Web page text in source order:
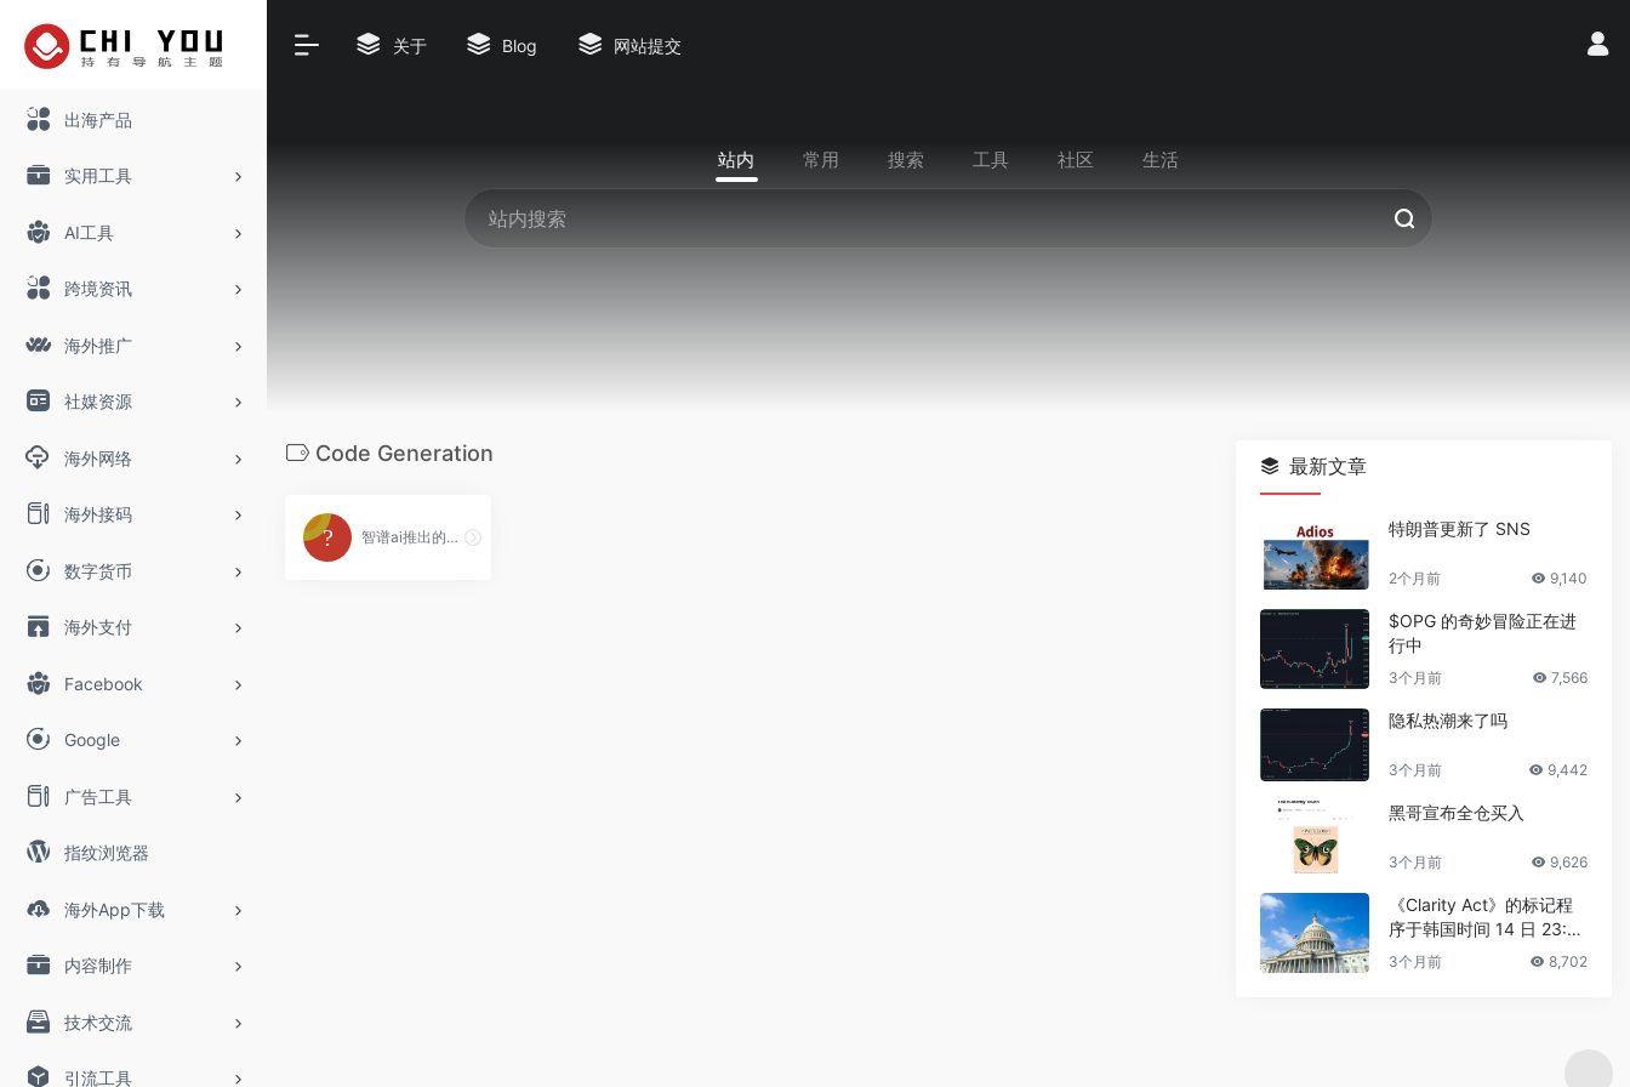
出海产品
实用工具
AI工具
跨境资讯
海外推广
社媒资源
海外网络
海外接码
数字货币
海外支付
Facebook
Google
广告工具
指纹浏览器
海外App下载
内容制作
技术交流
引流工具
关于 Blog 网站提交
站内 常用 搜索 工具 社区 生活
Code Generation
智谱ai推出的免费ai编程助手
最新文章
特朗普更新了 SNS
2个月前 9,140
$OPG 的奇妙冒险正在进
行中
3个月前 7,566
隐私热潮来了吗
3个月前 9,442
黑哥宣布全仓买入
3个月前 9,626
《Clarity Act》的标记程
序于韩国时间 14 日 23:3
0 进行
3个月前 8,702